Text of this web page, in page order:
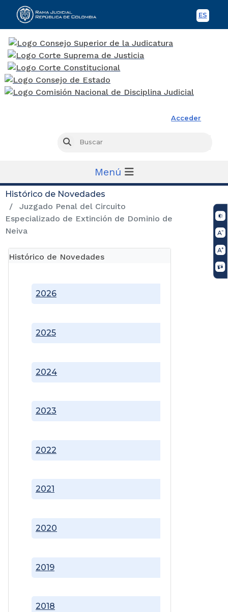
ES
Acceder
Buscar
Menú
Histórico de Novedades
Juzgado Penal del Circuito
Especializado de Extinción de Dominio de
Neiva
Histórico de Novedades
2018
2019
2020
2021
2022
2023
2024
2025
2026